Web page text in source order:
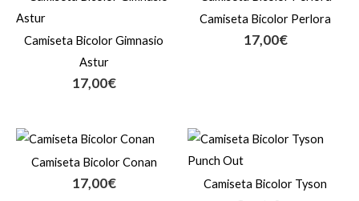
Camiseta Bicolor Gimnasio
Astur
17,00€
Camiseta Bicolor Perlora
17,00€
Camiseta Bicolor Conan
17,00€
Camiseta Bicolor Tyson